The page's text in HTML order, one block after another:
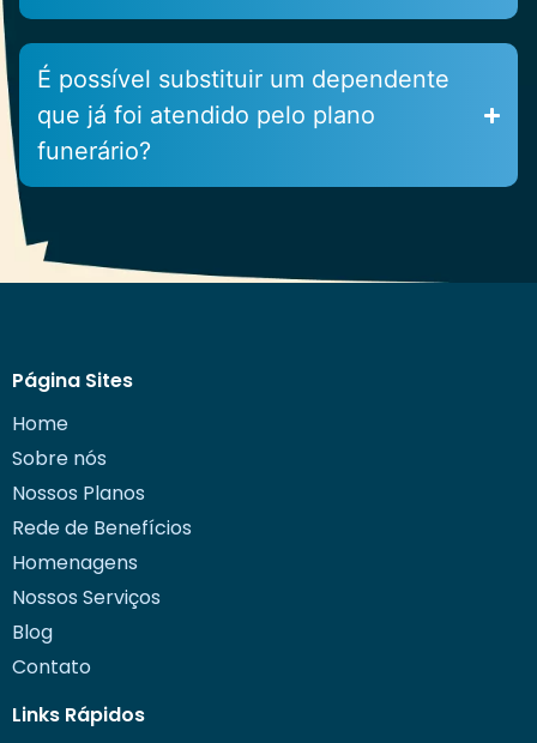
É possível substituir um dependente
que já foi atendido pelo plano
funerário?
Página Sites
Home
Sobre nós
Nossos Planos
Rede de Benefícios
Homenagens
Nossos Serviços
Blog
Contato
Links Rápidos